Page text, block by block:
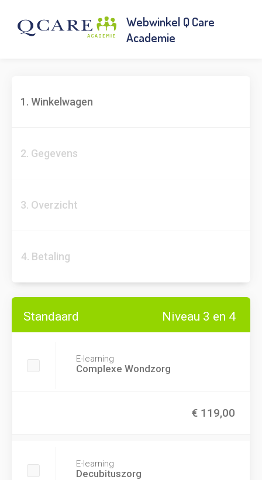
Webwinkel Q Care
Academie
1. Winkelwagen
2. Gegevens
3. Overzicht
4. Betaling
Standaard Niveau 3 en 4
E-learning
Complexe Wondzorg
€ 119,00
E-learning
Decubituszorg